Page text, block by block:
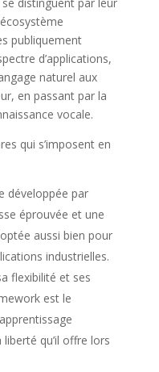
publiquement
d’applications,
naturel aux
en passant par la
vocale.
qui s’imposent en
développée par
éprouvée et une
aussi bien pour
industrielles.
flexibilité et ses
est le
qu’il offre lors